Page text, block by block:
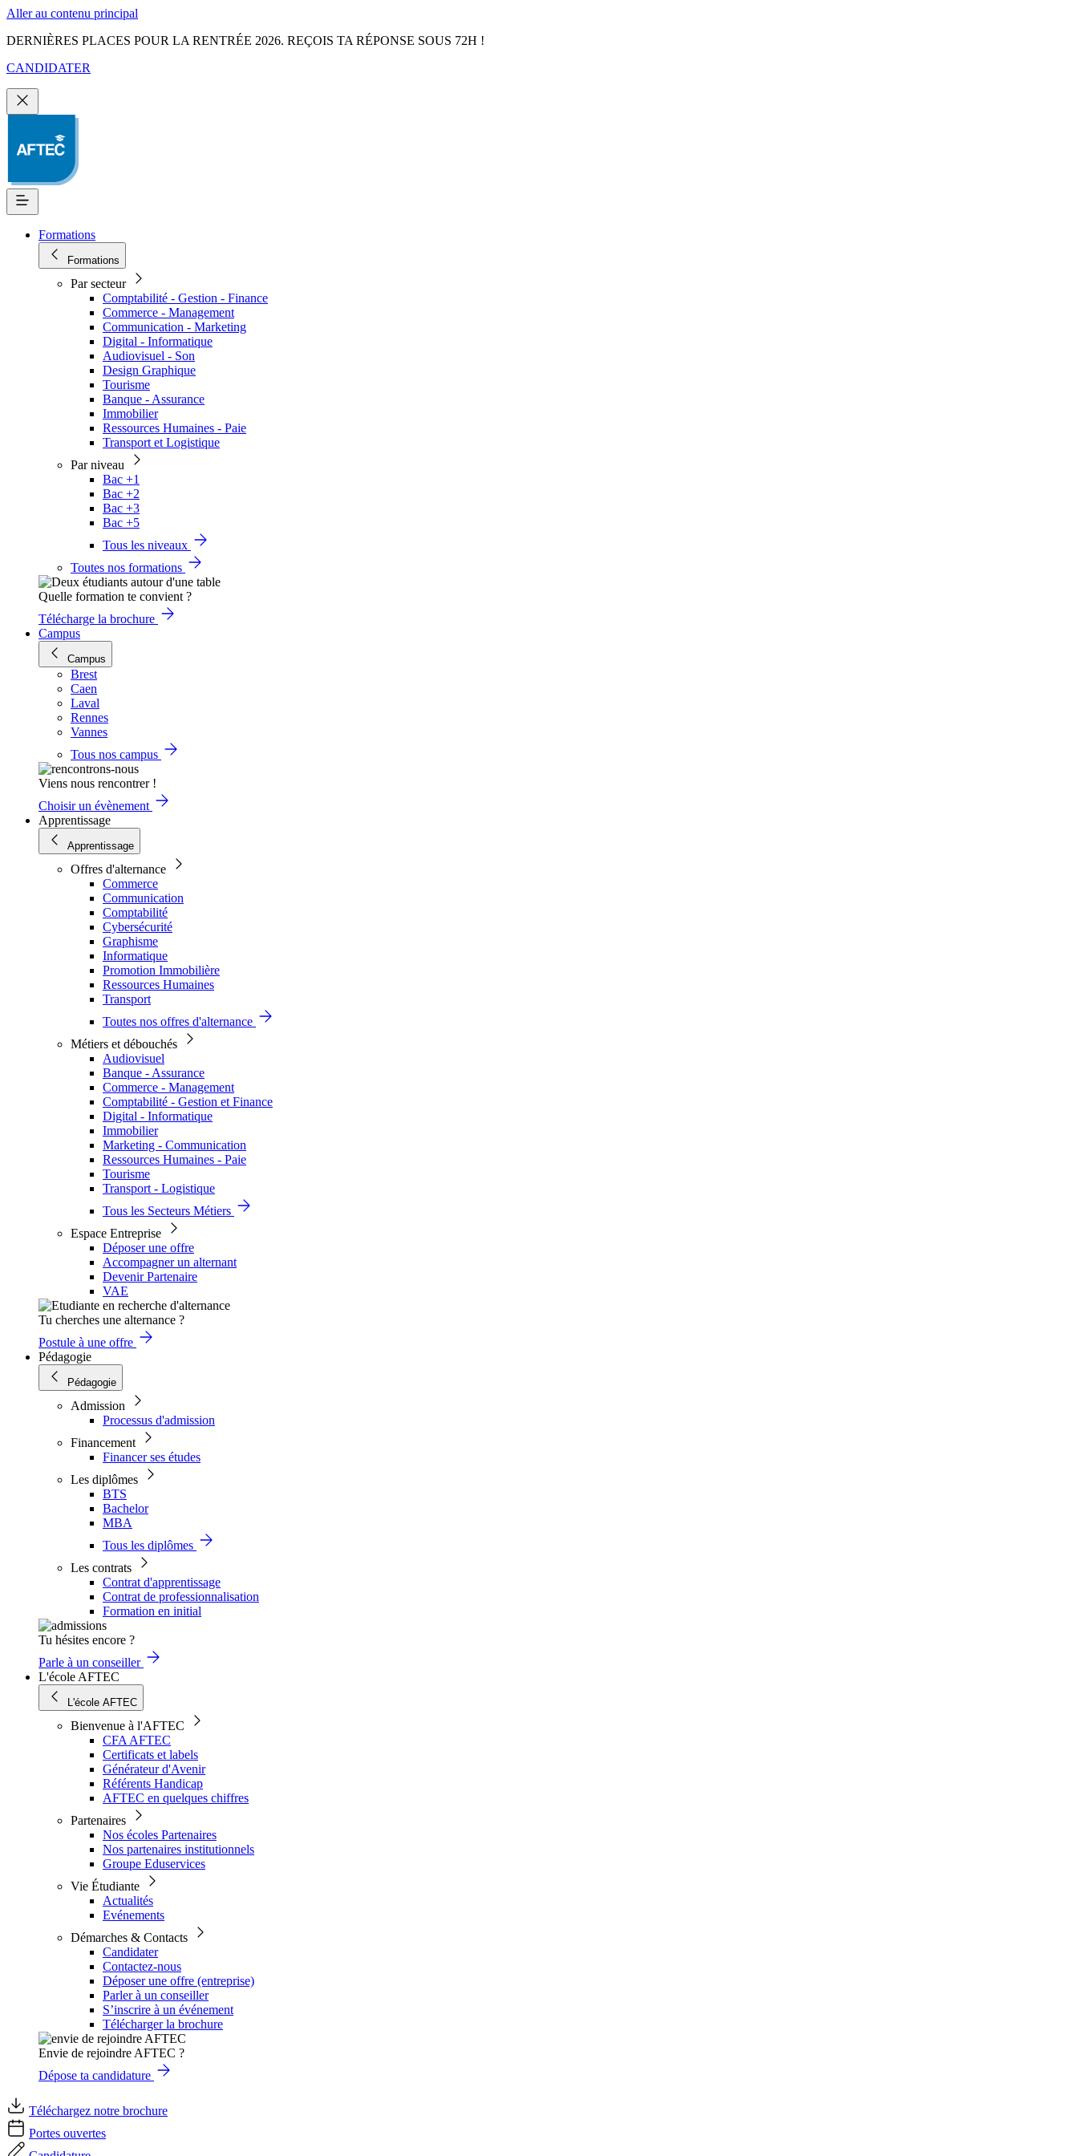
Aller au contenu principal
DERNIÈRES PLACES POUR LA RENTRÉE 2026. REÇOIS TA RÉPONSE SOUS 72H !
CANDIDATER
Formations
Formations
Par secteur
Comptabilité - Gestion - Finance
Commerce - Management
Communication - Marketing
Digital - Informatique
Audiovisuel - Son
Design Graphique
Tourisme
Banque - Assurance
Immobilier
Ressources Humaines - Paie
Transport et Logistique
Par niveau
Bac +1
Bac +2
Bac +3
Bac +5
Tous les niveaux
Toutes nos formations
Quelle formation te convient ?
Télécharge la brochure
Campus
Campus
Brest
Caen
Laval
Rennes
Vannes
Tous nos campus
Viens nous rencontrer !
Choisir un évènement
Apprentissage
Apprentissage
Offres d'alternance
Commerce
Communication
Comptabilité
Cybersécurité
Graphisme
Informatique
Promotion Immobilière
Ressources Humaines
Transport
Toutes nos offres d'alternance
Métiers et débouchés
Audiovisuel
Banque - Assurance
Commerce - Management
Comptabilité - Gestion et Finance
Digital - Informatique
Immobilier
Marketing - Communication
Ressources Humaines - Paie
Tourisme
Transport - Logistique
Tous les Secteurs Métiers
Espace Entreprise
Déposer une offre
Accompagner un alternant
Devenir Partenaire
VAE
Tu cherches une alternance ?
Postule à une offre
Pédagogie
Pédagogie
Admission
Processus d'admission
Financement
Financer ses études
Les diplômes
BTS
Bachelor
MBA
Tous les diplômes
Les contrats
Contrat d'apprentissage
Contrat de professionnalisation
Formation en initial
Tu hésites encore ?
Parle à un conseiller
L'école AFTEC
L'école AFTEC
Bienvenue à l'AFTEC
CFA AFTEC
Certificats et labels
Générateur d'Avenir
Référents Handicap
AFTEC en quelques chiffres
Partenaires
Nos écoles Partenaires
Nos partenaires institutionnels
Groupe Eduservices
Vie Étudiante
Actualités
Evénements
Démarches & Contacts
Candidater
Contactez-nous
Déposer une offre (entreprise)
Parler à un conseiller
S’inscrire à un événement
Télécharger la brochure
Envie de rejoindre AFTEC ?
Dépose ta candidature
Téléchargez notre brochure
Portes ouvertes